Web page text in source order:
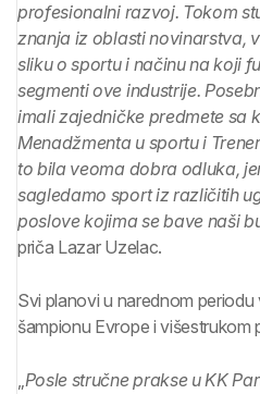
profesionalni razvoj. Tokom
znanja iz oblasti novinarstva,
sliku o sportu i načinu na koji
segmenti ove industrije.
imali zajedničke predmete sa
Menadžmenta u sportu i
to bila veoma dobra odluka,
sagledamo sport iz različitih
poslove kojima se bave naši
priča Lazar Uzelac.
Svi planovi u narednom
šampionu Evrope i višestrukom
„Posle stručne prakse u KK